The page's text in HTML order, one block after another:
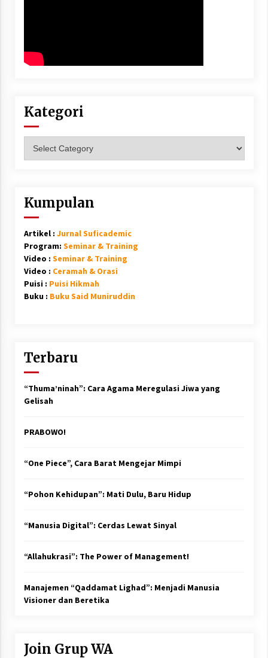
Kategori
Kumpulan
Artikel : Jurnal Suficademic
Program: Seminar & Training
Video : Seminar & Training
Video : Ceramah & Orasi
Puisi : Puisi Hikmah
Buku : Buku Said Muniruddin
Terbaru
“Thuma’ninah”: Cara Agama Meregulasi Jiwa yang
Gelisah
PRABOWO!
“One Piece”, Cara Barat Mengejar Mimpi
“Pohon Kehidupan”: Mati Dulu, Baru Hidup
“Manusia Digital”: Cerdas Lewat Sinyal
“Allahukrasi”: The Power of Management!
Manajemen “Qaddamat Lighad”: Menjadi Manusia
Visioner dan Beretika
Join Grup WA